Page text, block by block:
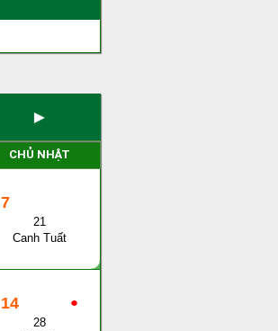
►
CHỦ NHẬT
7
21
Canh Tuất
●
14
28